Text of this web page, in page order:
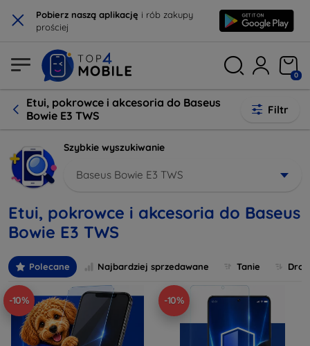
× Pobierz naszą aplikację i rób zakupy
prościej
0
Etui, pokrowce i akcesoria do Baseus
Bowie E3 TWS
Filtr
Szybkie wyszukiwanie
Baseus Bowie E3 TWS
Etui, pokrowce i akcesoria do Baseus
Bowie E3 TWS
Polecane Najbardziej sprzedawane Tanie
-10% -10%